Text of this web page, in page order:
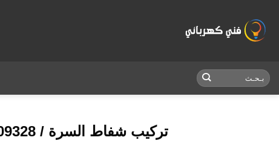
content